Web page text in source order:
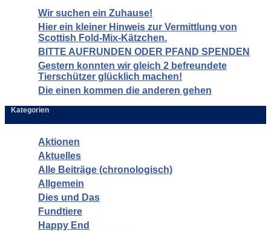
Wir suchen ein Zuhause!
Hier ein kleiner Hinweis zur Vermittlung von
Scottish Fold-Mix-Kätzchen.
BITTE AUFRUNDEN ODER PFAND SPENDEN
Gestern konnten wir gleich 2 befreundete
Tierschützer glücklich machen!
Die einen kommen die anderen gehen
Kategorien
Aktionen
Aktuelles
Alle Beiträge (chronologisch)
Allgemein
Dies und Das
Fundtiere
Happy End